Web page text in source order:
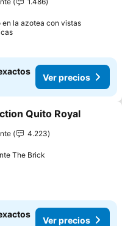
en la azotea con vistas
Ver precios
a favoritos
Quito Royal
4.223
The Brick
Ver precios